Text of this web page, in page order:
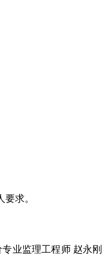
求。
业监理工程师 赵永